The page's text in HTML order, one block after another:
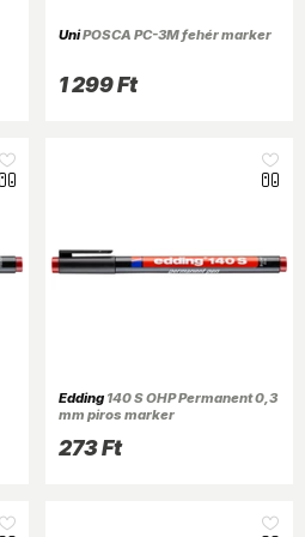
UniPOSCA PC-3M fehér marker
1 299 Ft
Edding140 S OHP Permanent 0,3
mm piros marker
273 Ft